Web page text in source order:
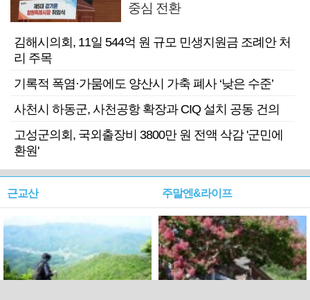
중심 전환
김해시의회, 11일 544억 원 규모 민생지원금 조례안 처
리 주목
기록적 폭염·가뭄에도 양산시 가축 폐사 ‘낮은 수준’
사천시 하동군, 사천공항 확장과 CIQ 설치 공동 건의
고성군의회, 국외출장비 3800만 원 전액 삭감 '군민에
환원'
근교산 주말엔&라이프